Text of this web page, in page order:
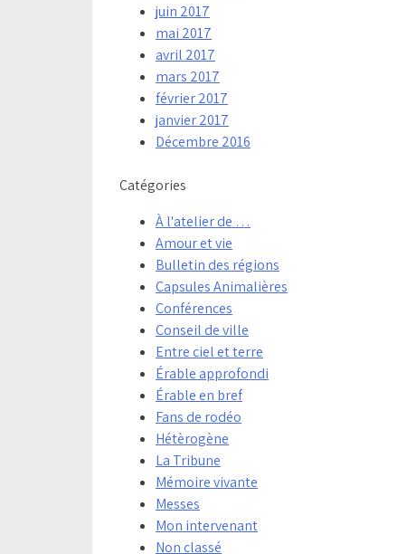
juin 2017
mai 2017
avril 2017
mars 2017
février 2017
janvier 2017
Décembre 2016
Catégories
À l'atelier de …
Amour et vie
Bulletin des régions
Capsules Animalières
Conférences
Conseil de ville
Entre ciel et terre
Érable approfondi
Érable en bref
Fans de rodéo
Hétèrogène
La Tribune
Mémoire vivante
Messes
Mon intervenant
Non classé